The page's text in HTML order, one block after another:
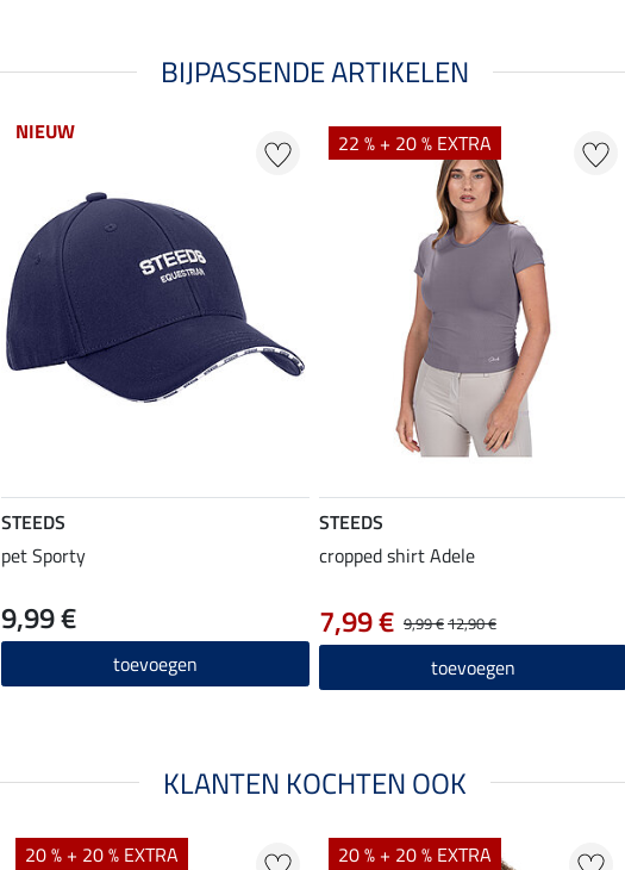
BIJPASSENDE ARTIKELEN
NIEUW
STEEDS
pet Sporty
9,99 €
toevoegen
22 % + 20 % EXTRA
STEEDS
cropped shirt Adele
9,99 €12,90 €
7,99 €
toevoegen
KLANTEN KOCHTEN OOK
20 % + 20 % EXTRA 20 % + 20 % EXTRA